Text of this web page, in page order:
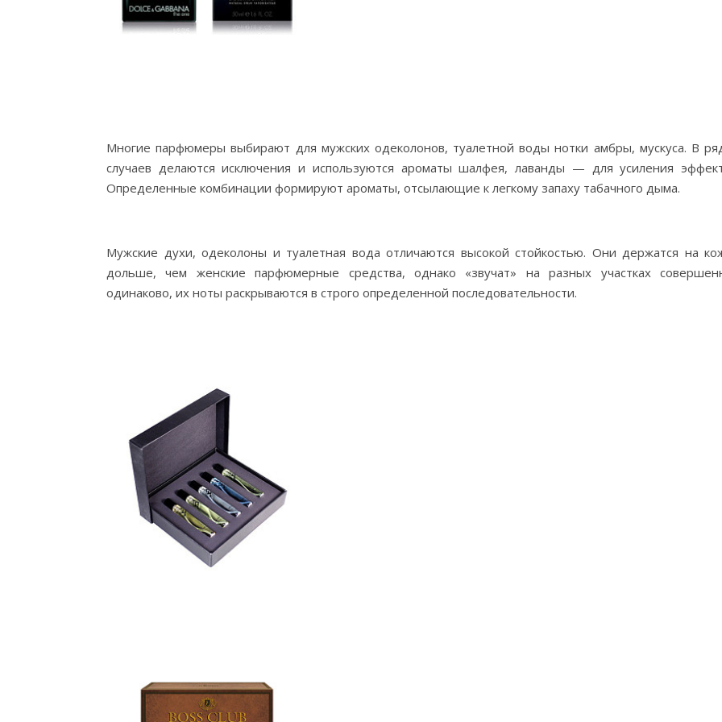
Многие парфюмеры выбирают для мужских одеколонов, туалетной воды нотки амбры, мускуса. В
случаев делаются исключения и используются ароматы шалфея, лаванды — для усиления
Определенные комбинации формируют ароматы, отсылающие к легкому запаху табачного дыма.
Мужские духи, одеколоны и туалетная вода отличаются высокой стойкостью. Они держатся на
дольше, чем женские парфюмерные средства, однако «звучат» на разных участках
одинаково, их ноты раскрываются в строго определенной последовательности.